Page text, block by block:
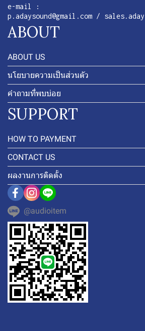
e-mail :
p.adaysound@gmail.com /
ABOUT
ABOUT US
นโยบายความเป็นส่วนตัว
คำถามที่พบบ่อย
SUPPORT
HOW TO PAYMENT
CONTACT US
ผลงานการติดตั้ง
@audioitem